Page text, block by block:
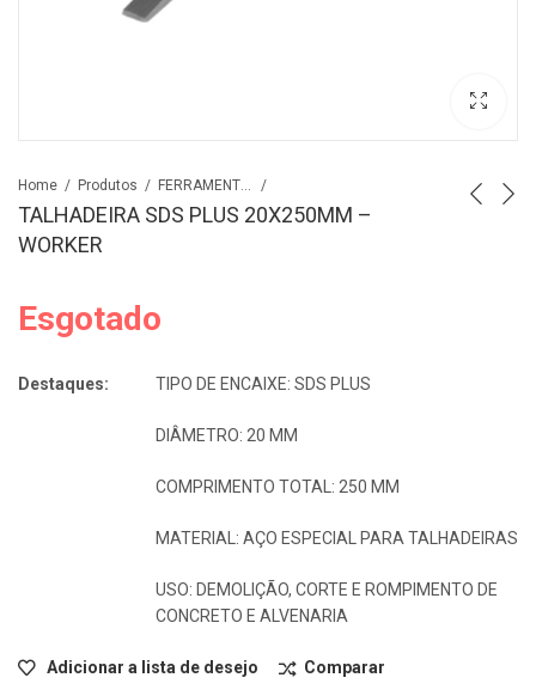
Home Produtos FERRAMENTAS
TALHADEIRA SDS PLUS 20X250MM –
WORKER
Esgotado
Destaques: TIPO DE ENCAIXE: SDS PLUS
DIÂMETRO: 20 MM
COMPRIMENTO TOTAL: 250 MM
MATERIAL: AÇO ESPECIAL PARA TALHADEIRAS
USO: DEMOLIÇÃO, CORTE E ROMPIMENTO DE
CONCRETO E ALVENARIA
Adicionar a lista de desejo Comparar